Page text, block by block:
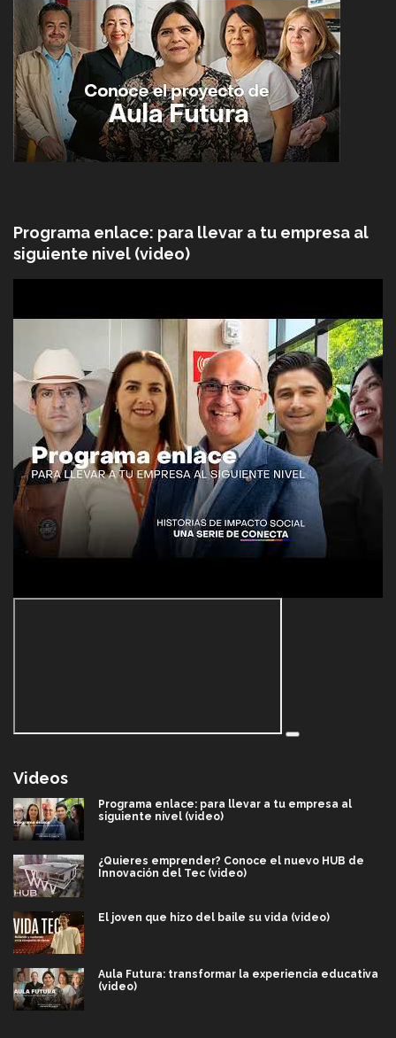
Programa enlace: para llevar a tu empresa al
siguiente nivel (video)
Videos
Programa enlace: para llevar a tu empresa al
siguiente nivel (video)
¿Quieres emprender? Conoce el nuevo HUB de
Innovación del Tec (video)
El joven que hizo del baile su vida (video)
Aula Futura: transformar la experiencia educativa
(video)